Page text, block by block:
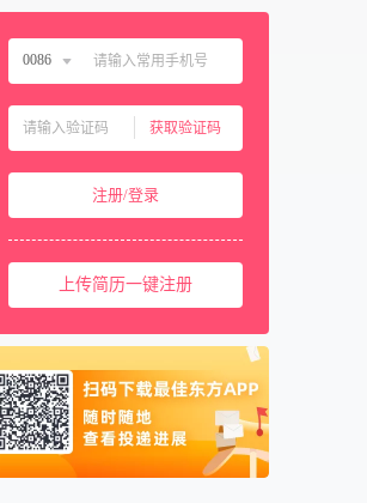
0086
获取验证码
注册/登录
上传简历一键注册
中国大陆 0086
中国澳门 00853
西班牙
泰国 0066
柬埔寨 00855
00971